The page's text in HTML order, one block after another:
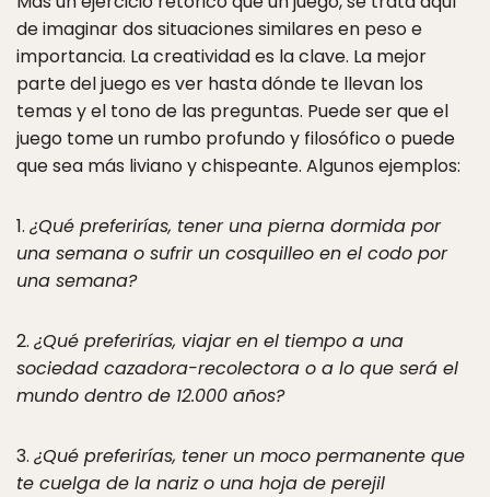
de imaginar dos situaciones similares en peso e
importancia. La creatividad es la clave. La mejor
parte del juego es ver hasta dónde te llevan los
temas y el tono de las preguntas. Puede ser que el
juego tome un rumbo profundo y filosófico o puede
que sea más liviano y chispeante. Algunos ejemplos:
1. ¿Qué preferirías, tener una pierna dormida por
una semana o sufrir un cosquilleo en el codo por
una semana?
2. ¿Qué preferirías, viajar en el tiempo a una
sociedad cazadora-recolectora o a lo que será el
mundo dentro de 12.000 años?
3. ¿Qué preferirías, tener un moco permanente que
te cuelga de la nariz o una hoja de perejil